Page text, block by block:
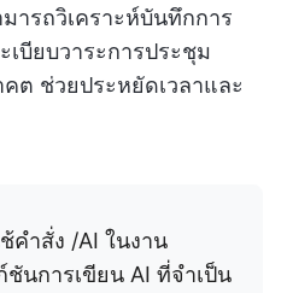
ารถวิเคราะห์บันทึกการ
เบียบวาระการประชุม
ต ช่วยประหยัดเวลาและ
คำสั่ง /AI ในงาน
ชันการเขียน AI ที่จำเป็น